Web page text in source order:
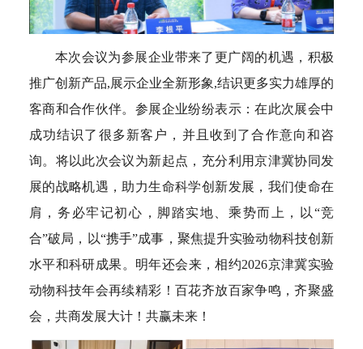
本次会议为参展企业带来了更广阔的机遇，积极
推广创新产品,展示企业全新形象,结识更多实力雄厚的
客商和合作伙伴。参展企业纷纷表示：在此次展会中
成功结识了很多新客户，并且收到了合作意向和咨
询。将以此次会议为新起点，充分利用京津冀协同发
展的战略机遇，助力生命科学创新发展，我们使命在
肩，务必牢记初心，脚踏实地、乘势而上，以“竞
合”破局，以“携手”成事，聚焦提升实验动物科技创新
水平和科研成果。明年还会来，相约2026京津冀实验
动物科技年会再续精彩！百花齐放百家争鸣，齐聚盛
会，共商发展大计！共赢未来！